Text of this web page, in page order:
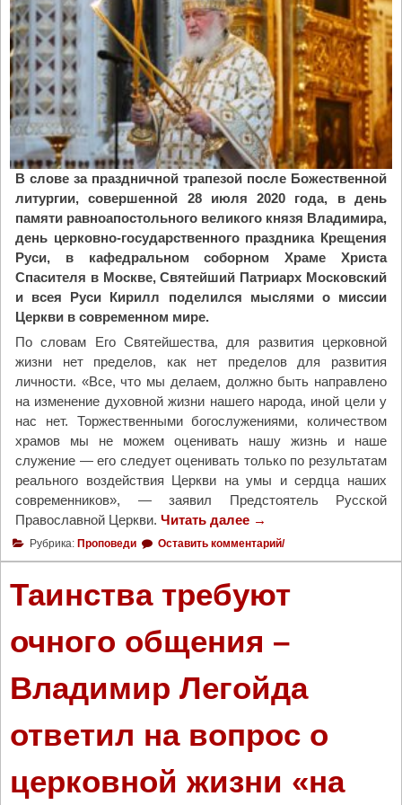
о
е
б
с
л
у
е
у
ч
е
н
и
ц
ы
М
а
р
ы
В слове за праздничной трапезой после Божественной
литургии, совершенной 28 июля 2020 года, в день
памяти равноапостольного великого князя Владимира,
день церковно-государственного праздника Крещения
Руси, в кафедральном соборном Храме Христа
Спасителя в Москве, Святейший Патриарх Московский
и всея Руси Кирилл поделился мыслями о миссии
Церкви в современном мире.
По словам Его Святейшества, для развития церковной
жизни нет пределов, как нет пределов для развития
личности. «Все, что мы делаем, должно быть направлено
на изменение духовной жизни нашего народа, иной цели у
нас нет. Торжественными богослужениями, количеством
храмов мы не можем оценивать нашу жизнь и наше
служение — его следует оценивать только по результатам
реального воздействия Церкви на умы и сердца наших
современников», — заявил Предстоятель Русской
Православной Церкви. Читать далее "
С
в
т
й
и
й
а
р
и
→
Рубрика: Проповеди Оставить комментарий/
Таинства требуют
очного общения –
Владимир Легойда
ответил на вопрос о
церковной жизни «на